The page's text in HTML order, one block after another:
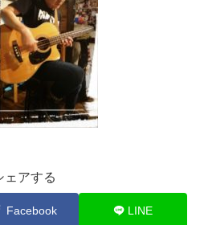
ェアする
Facebook LINE